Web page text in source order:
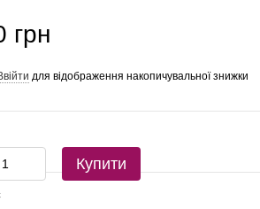
грн
для відображення накопичувальної знижки
Купити